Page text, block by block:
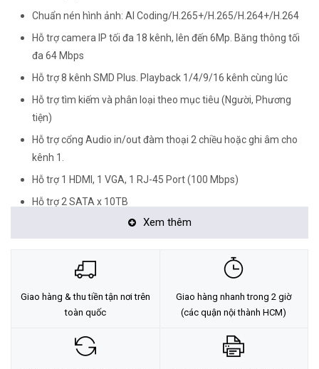
Chuẩn nén hình ảnh: AI Coding/H.265+/H.265/H.264+/H.264
Hỗ trợ camera IP tối đa 18 kênh, lên đến 6Mp. Băng thông tối
đa 64 Mbps
Hỗ trợ 8 kênh SMD Plus. Playback 1/4/9/16 kênh cùng lúc
Hỗ trợ tìm kiếm và phân loại theo mục tiêu (Người, Phương
tiện)
Hỗ trợ cổng Audio in/out đàm thoại 2 chiều hoặc ghi âm cho
kênh 1.
Hỗ trợ 1 HDMI, 1 VGA, 1 RJ-45 Port (100 Mbps)
Hỗ trợ 2 SATA x 10TB
Hỗ trợ 128 user truy cập cùng lúc thích hợp cho những dự án
như trường học, trường mầm non.
Hỗ trợ kết nối với camera cũa các hãng khác như: Arecont
Vision, AXIS, Bosch, Brickcom, Canon, CP Plus, Dynacolor,
Honeywell, Panasonic, Pelco, Samsung, Sanyo, Sony,
Videosec, Vivotek,......
<Hotline: 0828.011.011 - (028)7300.2021 - VoHoang.vn>
Xem thêm
Giao hàng & thu tiền tận nơi trên
toàn quốc
Giao hàng nhanh trong 2 giờ
(các quận nội thành HCM)